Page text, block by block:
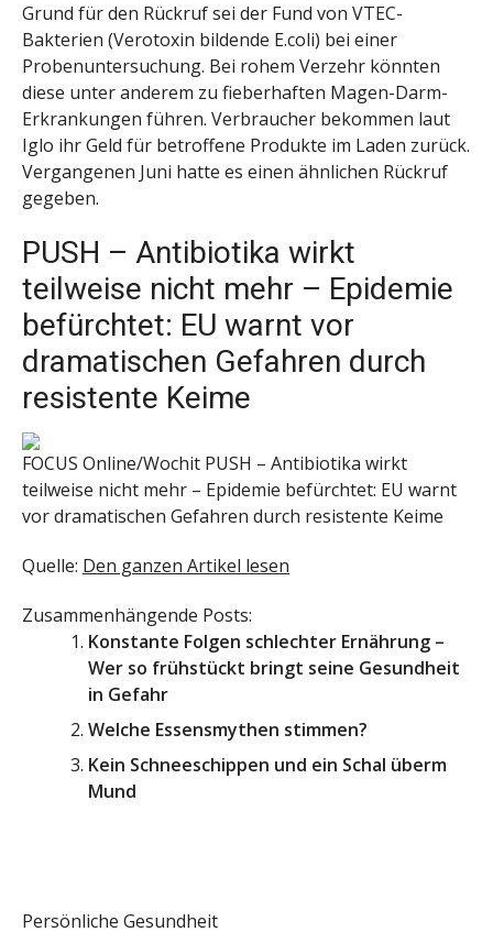
Grund für den Rückruf sei der Fund von VTEC-
Bakterien (Verotoxin bildende E.coli) bei einer
Probenuntersuchung. Bei rohem Verzehr könnten
diese unter anderem zu fieberhaften Magen-Darm-
Erkrankungen führen. Verbraucher bekommen laut
Iglo ihr Geld für betroffene Produkte im Laden zurück.
Vergangenen Juni hatte es einen ähnlichen Rückruf
gegeben.
PUSH – Antibiotika wirkt
teilweise nicht mehr – Epidemie
befürchtet: EU warnt vor
dramatischen Gefahren durch
resistente Keime
FOCUS Online/Wochit PUSH – Antibiotika wirkt
teilweise nicht mehr – Epidemie befürchtet: EU warnt
vor dramatischen Gefahren durch resistente Keime
Quelle: Den ganzen Artikel lesen
Zusammenhängende Posts:
Konstante Folgen schlechter Ernährung –
Wer so frühstückt bringt seine Gesundheit
in Gefahr
Welche Essensmythen stimmen?
Kein Schneeschippen und ein Schal überm
Mund
Persönliche Gesundheit